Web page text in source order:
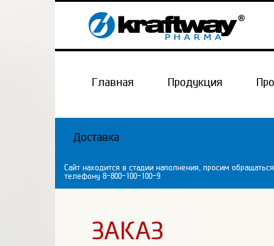
Главная Продукция
Доставка
Сайт находится в стадии наполнения, просим
телефону 8-800-100-100-9
ЗАКАЗ